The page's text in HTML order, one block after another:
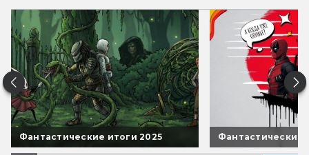
Фантастические итоги 2025 Фантастические